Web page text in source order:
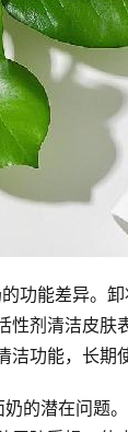
功能差异。
性剂清洁皮肤
洁功能，长期
的潜在问题